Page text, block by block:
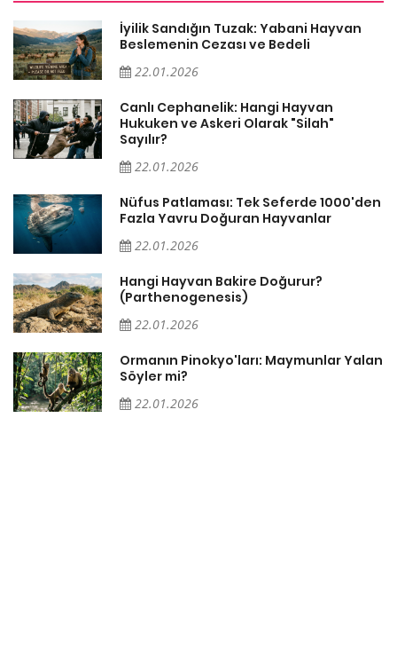
İyilik Sandığın Tuzak: Yabani Hayvan
Beslemenin Cezası ve Bedeli
22.01.2026
Canlı Cephanelik: Hangi Hayvan
Hukuken ve Askeri Olarak "Silah"
Sayılır?
22.01.2026
Nüfus Patlaması: Tek Seferde 1000'den
Fazla Yavru Doğuran Hayvanlar
22.01.2026
Hangi Hayvan Bakire Doğurur?
(Parthenogenesis)
22.01.2026
Ormanın Pinokyo'ları: Maymunlar Yalan
Söyler mi?
22.01.2026